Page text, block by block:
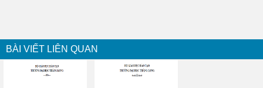
BÀI VIẾT LIÊN QUAN